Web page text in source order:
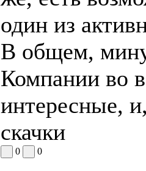
один из
В общем,
Компании во
интересные,
скачки
0 0